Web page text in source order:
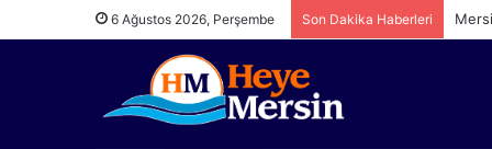
6 Ağustos 2026, Perşembe Son Dakika Haberleri